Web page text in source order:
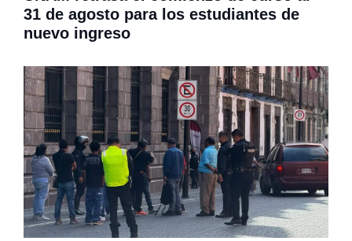
31 de agosto para los estudiantes de
nuevo ingreso